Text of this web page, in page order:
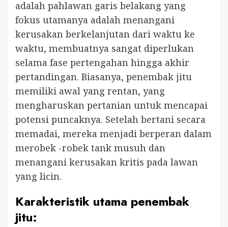
adalah pahlawan garis belakang yang
fokus utamanya adalah menangani
kerusakan berkelanjutan dari waktu ke
waktu, membuatnya sangat diperlukan
selama fase pertengahan hingga akhir
pertandingan. Biasanya, penembak jitu
memiliki awal yang rentan, yang
mengharuskan pertanian untuk mencapai
potensi puncaknya. Setelah bertani secara
memadai, mereka menjadi berperan dalam
merobek -robek tank musuh dan
menangani kerusakan kritis pada lawan
yang licin.
Karakteristik utama penembak
jitu: